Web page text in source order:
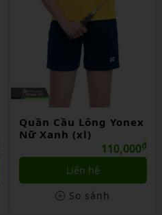
Quần Cầu Lông Yonex
Nữ Xanh (xl)
110,000₫
Liên hệ
So sánh